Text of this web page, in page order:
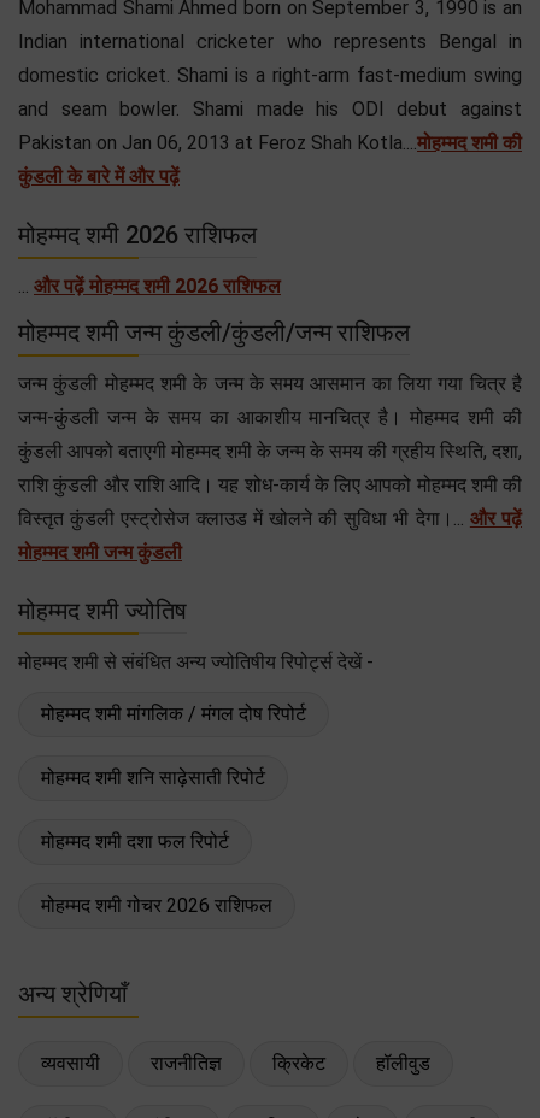
Mohammad Shami Ahmed born on September 3, 1990 is an
Indian international cricketer who represents Bengal in
domestic cricket. Shami is a right-arm fast-medium swing
and seam bowler. Shami made his ODI debut against
Pakistan on Jan 06, 2013 at Feroz Shah Kotla....मोहम्मद शमी की
कुंडली के बारे में और पढ़ें
मोहम्मद शमी 2026 राशिफल
... और पढ़ें मोहम्मद शमी 2026 राशिफल
मोहम्मद शमी जन्म कुंडली/कुंडली/जन्म राशिफल
जन्म कुंडली मोहम्मद शमी के जन्म के समय आसमान का लिया गया चित्र है
जन्म-कुंडली जन्म के समय का आकाशीय मानचित्र है। मोहम्मद शमी की
कुंडली आपको बताएगी मोहम्मद शमी के जन्म के समय की ग्रहीय स्थिति, दशा,
राशि कुंडली और राशि आदि। यह शोध-कार्य के लिए आपको मोहम्मद शमी की
विस्तृत कुंडली एस्ट्रोसेज क्लाउड में खोलने की सुविधा भी देगा।... और पढ़ें
मोहम्मद शमी जन्म कुंडली
मोहम्मद शमी ज्योतिष
मोहम्मद शमी से संबंधित अन्य ज्योतिषीय रिपोर्ट्स देखें -
मोहम्मद शमी मांगलिक / मंगल दोष रिपोर्ट
मोहम्मद शमी शनि साढ़ेसाती रिपोर्ट
मोहम्मद शमी दशा फल रिपोर्ट
मोहम्मद शमी गोचर 2026 राशिफल
अन्य श्रेणियाँ
व्यवसायी राजनीतिज्ञ क्रिकेट हॉलीवुड